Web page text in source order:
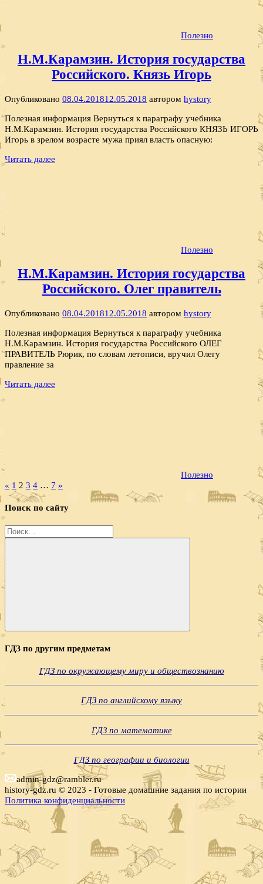
Полезно
Н.М.Карамзин. История государства
Российского. Князь Игорь
Опубликовано 08.04.201812.05.2018 автором hystory
Полезная информация Вернуться к параграфу учебника
Н.М.Карамзин. История государства Российского КНЯЗЬ ИГОРЬ
Игорь в зрелом возрасте мужа приял власть опасную:
Читать далее
Полезно
Н.М.Карамзин. История государства
Российского. Олег правитель
Опубликовано 08.04.201812.05.2018 автором hystory
Полезная информация Вернуться к параграфу учебника
Н.М.Карамзин. История государства Российского ОЛЕГ
ПРАВИТЕЛЬ Рюрик, по словам летописи, вручил Олегу
правление за
Читать далее
Полезно
Пагинация
записей
« Предыдущие
записи
1 2 3 4 … 7 Следующие
»
Поиск по сайту
Найти:
Поиск
ГДЗ по другим предметам
ГДЗ по окружающему миру и обществознанию
ГДЗ по английскому языку
ГДЗ по математике
ГДЗ по географии и биологии
admin-gdz@rambler.ru
history-gdz.ru © 2023 - Готовые домашние задания по истории
Политика конфиденциальности